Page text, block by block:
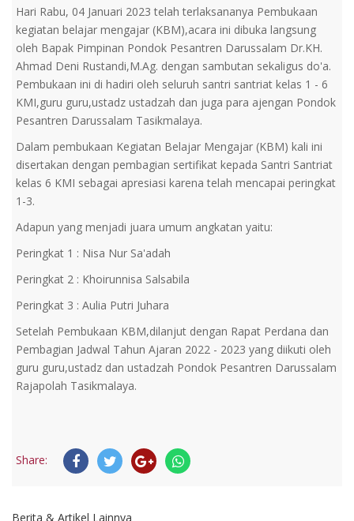
Hari Rabu, 04 Januari 2023 telah terlaksananya Pembukaan
kegiatan belajar mengajar (KBM),acara ini dibuka langsung
oleh Bapak Pimpinan Pondok Pesantren Darussalam Dr.KH.
Ahmad Deni Rustandi,M.Ag. dengan sambutan sekaligus do'a.
Pembukaan ini di hadiri oleh seluruh santri santriat kelas 1 - 6
KMI,guru guru,ustadz ustadzah dan juga para ajengan Pondok
Pesantren Darussalam Tasikmalaya.
Dalam pembukaan Kegiatan Belajar Mengajar (KBM) kali ini
disertakan dengan pembagian sertifikat kepada Santri Santriat
kelas 6 KMI sebagai apresiasi karena telah mencapai peringkat
1-3.
Adapun yang menjadi juara umum angkatan yaitu:
Peringkat 1 : Nisa Nur Sa'adah
Peringkat 2 : Khoirunnisa Salsabila
Peringkat 3 : Aulia Putri Juhara
Setelah Pembukaan KBM,dilanjut dengan Rapat Perdana dan
Pembagian Jadwal Tahun Ajaran 2022 - 2023 yang diikuti oleh
guru guru,ustadz dan ustadzah Pondok Pesantren Darussalam
Rajapolah Tasikmalaya.
Share:
Berita & Artikel Lainnya